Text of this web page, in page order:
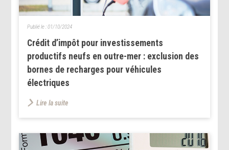
Crédit d’impôt pour investissements
productifs neufs en outre-mer : exclusion des
bornes de recharges pour véhicules
électriques
Publié le :01/10/2024
Lire la suite